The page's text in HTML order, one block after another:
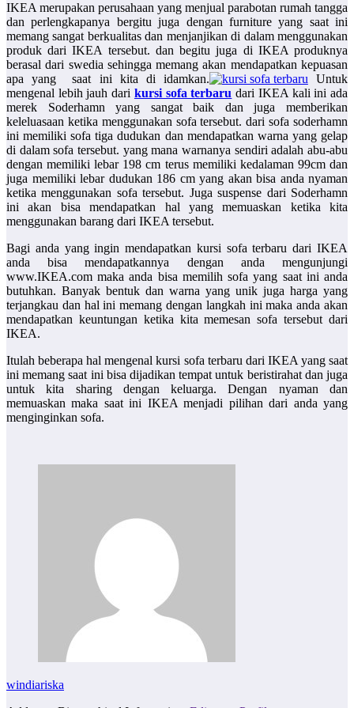
IKEA merupakan perusahaan yang menjual parabotan rumah tangga
dan perlengkapanya bergitu juga dengan furniture yang saat ini
memang sangat berkualitas dan menjanjikan di dalam menggunakan
produk dari IKEA tersebut. dan begitu juga di IKEA produknya
berasal dari swedia sehingga memang akan mendapatkan kepuasan
apa yang saat ini kita di idamkan.
Untuk
mengenal lebih jauh dari kursi sofa terbaru dari IKEA kali ini ada
merek Soderhamn yang sangat baik dan juga memberikan
keleluasaan ketika menggunakan sofa tersebut. dari sofa soderhamn
ini memiliki sofa tiga dudukan dan mendapatkan warna yang gelap
di dalam sofa tersebut. yang mana warnanya sendiri adalah abu-abu
dengan memiliki lebar 198 cm terus memiliki kedalaman 99cm dan
juga memiliki lebar dudukan 186 cm yang akan bisa anda nyaman
ketika menggunakan sofa tersebut. Juga suspense dari Soderhamn
ini akan bisa mendapatkan hal yang memuaskan ketika kita
menggunakan barang dari IKEA tersebut.
Bagi anda yang ingin mendapatkan kursi sofa terbaru dari IKEA
anda bisa mendapatkannya dengan anda mengunjungi
www.IKEA.com maka anda bisa memilih sofa yang saat ini anda
butuhkan. Banyak bentuk dan warna yang unik juga harga yang
terjangkau dan hal ini memang dengan langkah ini maka anda akan
mendapatkan keuntungan ketika kita memesan sofa tersebut dari
IKEA.
Itulah beberapa hal mengenal kursi sofa terbaru dari IKEA yang saat
ini memang saat ini bisa dijadikan tempat untuk beristirahat dan juga
untuk kita sharing dengan keluarga. Dengan nyaman dan
memuaskan maka saat ini IKEA menjadi pilihan dari anda yang
menginginkan sofa.
windiariska